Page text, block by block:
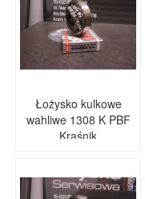
Łożysko kulkowe
wahliwe 1308 K PBF
Kraśnik